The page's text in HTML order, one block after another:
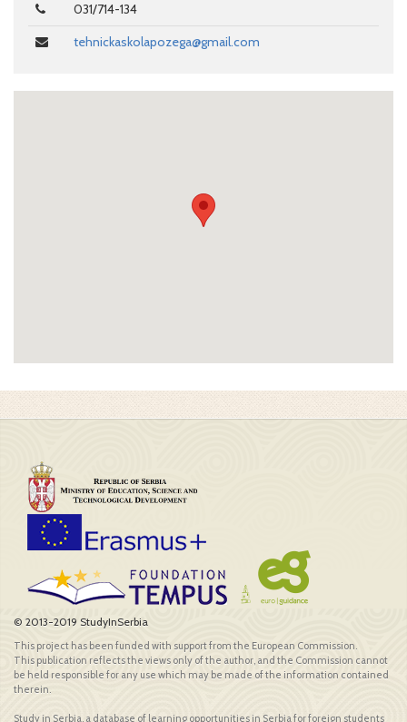
031/714-134
tehnickaskolapozega@gmail.com
© 2013-2019 StudyInSerbia
This project has been funded with support from the European Commission.
This publication reflects the views only of the author, and the Commission cannot
be held responsible for any use which may be made of the information contained
therein.
Study in Serbia, a database of learning opportunities in Serbia for foreign students